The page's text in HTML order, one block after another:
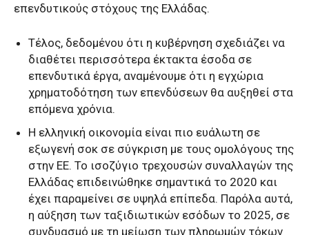
επενδυτικούς στόχους της Ελλάδας.
Τέλος, δεδομένου ότι η κυβέρνηση σχεδιάζει να
διαθέτει περισσότερα έκτακτα έσοδα σε
επενδυτικά έργα, αναμένουμε ότι η εγχώρια
χρηματοδότηση των επενδύσεων θα αυξηθεί στα
επόμενα χρόνια.
Η ελληνική οικονομία είναι πιο ευάλωτη σε
εξωγενή σοκ σε σύγκριση με τους ομολόγους της
στην ΕΕ. Το ισοζύγιο τρεχουσών συναλλαγών της
Ελλάδας επιδεινώθηκε σημαντικά το 2020 και
έχει παραμείνει σε υψηλά επίπεδα. Παρόλα αυτά,
η αύξηση των ταξιδιωτικών εσόδων το 2025, σε
συνδυασμό με τη μείωση των πληρωμών τόκων